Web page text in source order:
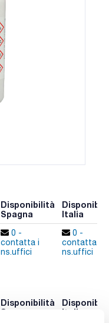
Disponibilità
Spagna
Italia
0 -
contatta i
ns.uffici
0 -
contatta i
ns.uffici
Disponibilità
Spagna
Italia